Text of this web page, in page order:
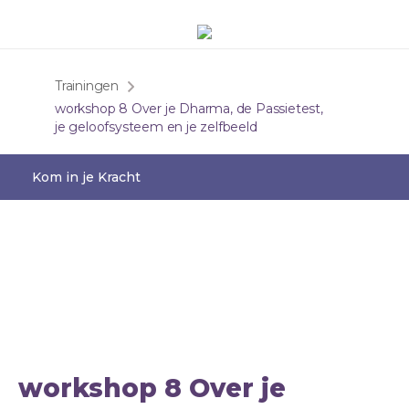
Trainingen
workshop 8 Over je Dharma, de Passietest,
je geloofsysteem en je zelfbeeld
Kom in je Kracht
workshop 8 Over je